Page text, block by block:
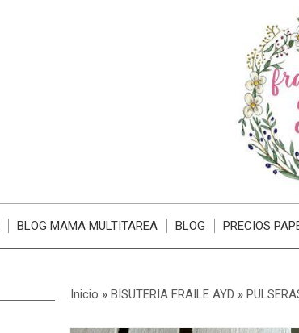
BLOG MAMA MULTITAREA BLOG PRECIOS
Inicio » BISUTERIA FRAILE AYD »